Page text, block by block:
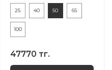
25 40 50 65
100
47770 тг.